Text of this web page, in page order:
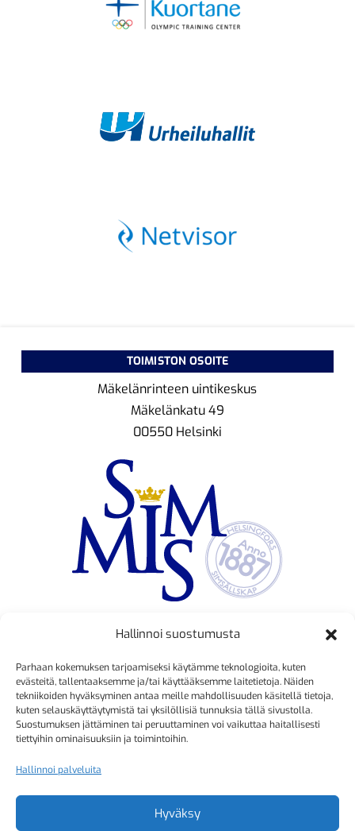
Hallinnoi suostumusta
Parhaan kokemuksen tarjoamiseksi käytämme teknologioita, kuten
evästeitä, tallentaaksemme ja/tai käyttääksemme laitetietoja. Näiden
tekniikoiden hyväksyminen antaa meille mahdollisuuden käsitellä tietoja,
kuten selauskäyttäytymistä tai yksilöllisiä tunnuksia tällä sivustolla.
Suostumuksen jättäminen tai peruuttaminen voi vaikuttaa haitallisesti
tiettyihin ominaisuuksiin ja toimintoihin.
Hallinnoi palveluita
Hyväksy
TOIMISTON OSOITE
Mäkelänrinteen uintikeskus
Mäkelänkatu 49
00550 Helsinki
Kristiina Mäkinen
040 725 3186
kristiina.makinen@simmis.fi
Kyselyt ja muut yhteydenotot